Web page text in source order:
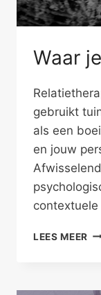
Waar
gebruikt
als een
en jouw
LEES MEER